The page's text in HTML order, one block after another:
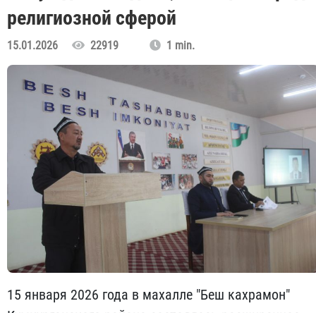
религиозной сферой
15.01.2026 22919 1 min.
15 января 2026 года в махалле "Беш кахрамон"